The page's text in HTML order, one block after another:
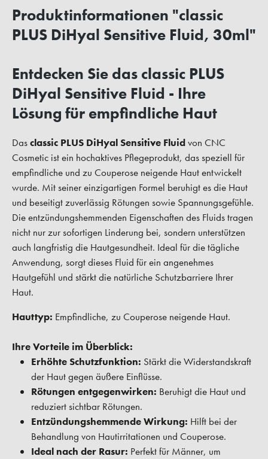
Produktinformationen "classic
PLUS DiHyal Sensitive Fluid, 30ml"
Entdecken Sie das classic PLUS
DiHyal Sensitive Fluid - Ihre
Lösung für empfindliche Haut
Dasclassic PLUS DiHyal Sensitive Fluidvon CNC
Cosmetic ist ein hochaktives Pflegeprodukt, das speziell für
empfindliche und zu Couperose neigende Haut entwickelt
wurde. Mit seiner einzigartigen Formel beruhigt es die Haut
und beseitigt zuverlässig Rötungen sowie Spannungsgefühle.
Die entzündungshemmenden Eigenschaften des Fluids tragen
nicht nur zur sofortigen Linderung bei, sondern unterstützen
auch langfristig die Hautgesundheit. Ideal für die tägliche
Anwendung, sorgt dieses Fluid für ein angenehmes
Hautgefühl und stärkt die natürliche Schutzbarriere Ihrer
Haut.
Hauttyp: Empfindliche, zu Couperose neigende Haut.
Ihre Vorteile im Überblick:
Erhöhte Schutzfunktion: Stärkt die Widerstandskraft
der Haut gegen äußere Einflüsse.
Rötungen entgegenwirken: Beruhigt die Haut und
reduziert sichtbar Rötungen.
Entzündungshemmende Wirkung: Hilft bei der
Behandlung von Hautirritationen und Couperose.
Ideal nach der Rasur: Perfekt für Männer, um